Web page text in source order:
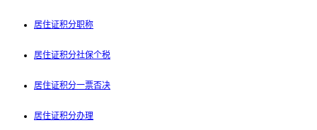
居住证积分职称
居住证积分社保个税
居住证积分一票否决
居住证积分办理